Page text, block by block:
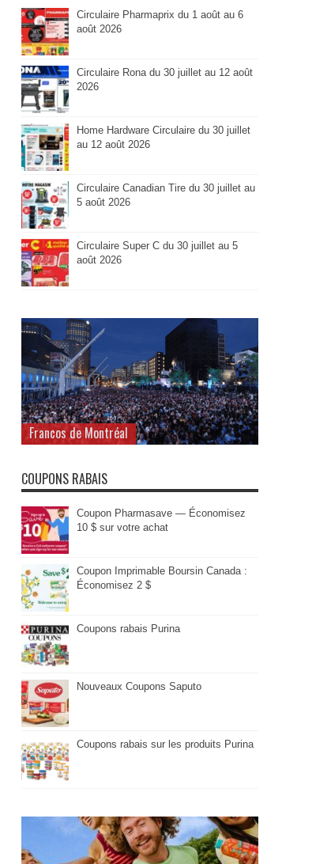
Circulaire Pharmaprix du 1 août au 6
août 2026
Circulaire Rona du 30 juillet au 12 août
2026
Home Hardware Circulaire du 30 juillet
au 12 août 2026
Circulaire Canadian Tire du 30 juillet au
5 août 2026
Circulaire Super C du 30 juillet au 5
août 2026
Francos de Montréal
COUPONS RABAIS
Coupon Pharmasave — Économisez
10 $ sur votre achat
Coupon Imprimable Boursin Canada :
Économisez 2 $
Coupons rabais Purina
Nouveaux Coupons Saputo
Coupons rabais sur les produits Purina